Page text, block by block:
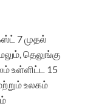
7 முதல்
தெலுங்கு
உள்ளிட்ட 15
உலகம்